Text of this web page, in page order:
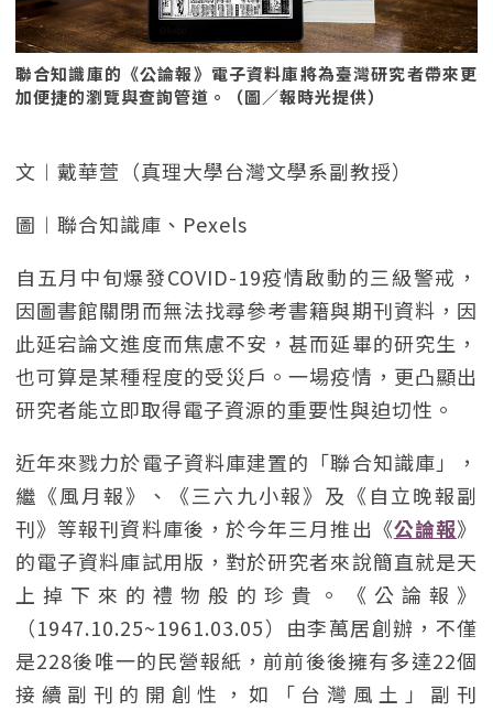
聯合知識庫的《公論報》電子資料庫將為臺灣研究者帶來更
加便捷的瀏覽與查詢管道。（圖／報時光提供）
文︱戴華萱（真理大學台灣文學系副教授）
圖︱聯合知識庫、Pexels
自五月中旬爆發COVID-19疫情啟動的三級警戒，
因圖書館關閉而無法找尋參考書籍與期刊資料，因
此延宕論文進度而焦慮不安，甚而延畢的研究生，
也可算是某種程度的受災戶。一場疫情，更凸顯出
研究者能立即取得電子資源的重要性與迫切性。
近年來戮力於電子資料庫建置的「聯合知識庫」，
繼《風月報》、《三六九小報》及《自立晚報副
刊》等報刊資料庫後，於今年三月推出《公論報》
的電子資料庫試用版，對於研究者來說簡直就是天
上掉下來的禮物般的珍貴。《公論報》
（1947.10.25~1961.03.05）由李萬居創辦，不僅
是228後唯一的民營報紙，前前後後擁有多達22個
接續副刊的開創性，如「台灣風土」副刊